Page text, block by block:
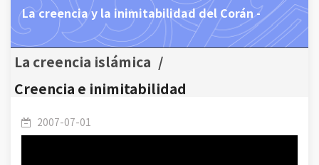
La creencia y la inimitabilidad del Corán -
La creencia islámica /
Creencia e inimitabilidad
2007-07-01